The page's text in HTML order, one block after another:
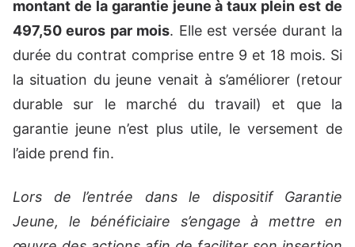
montant de la garantie jeune à taux plein est de
497,50 euros par mois. Elle est versée durant la
durée du contrat comprise entre 9 et 18 mois. Si
la situation du jeune venait à s’améliorer (retour
durable sur le marché du travail) et que la
garantie jeune n’est plus utile, le versement de
l’aide prend fin.
Lors de l’entrée dans le dispositif Garantie
Jeune, le bénéficiaire s’engage à mettre en